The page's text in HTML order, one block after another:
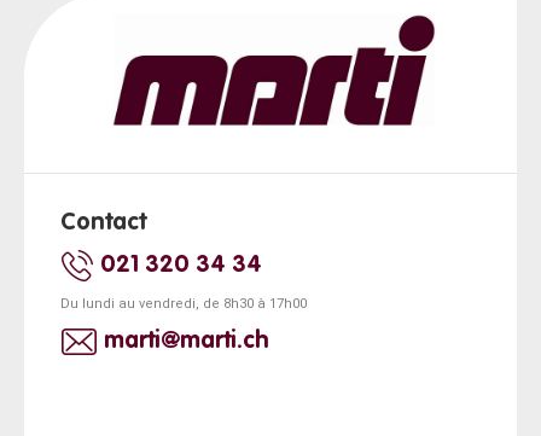
Contact
021 320 34 34
Du lundi au vendredi, de 8h30 à 17h00
marti@marti.ch